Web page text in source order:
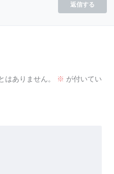
返信する
はありません。 ※ が付いてい